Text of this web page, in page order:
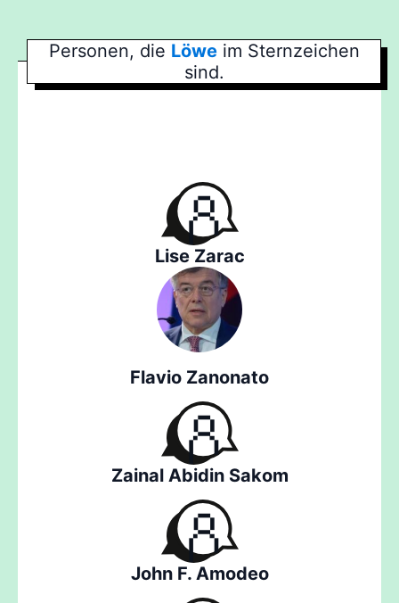
Personen, die Löwe im Sternzeichen
sind.
Lise Zarac
Flavio Zanonato
Zainal Abidin Sakom
John F. Amodeo